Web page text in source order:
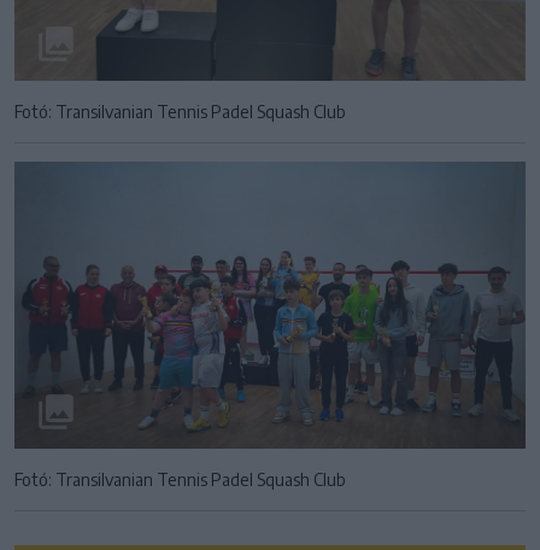
Fotó: Transilvanian Tennis Padel Squash Club
Fotó: Transilvanian Tennis Padel Squash Club